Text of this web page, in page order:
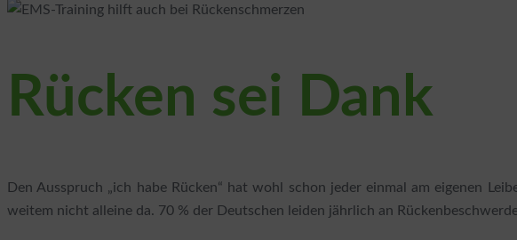
Rücken sei Dank
Den Ausspruch „ich habe Rücken“ hat wohl schon jeder einmal am eigenen
weitem nicht alleine da. 70 % der Deutschen leiden jährlich an